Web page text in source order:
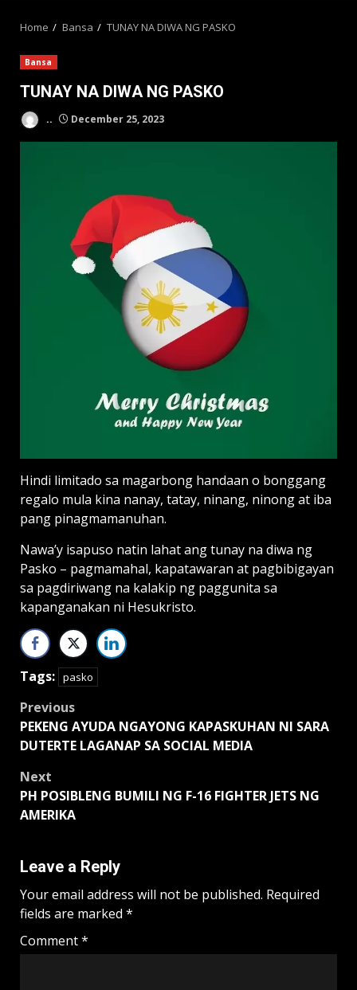
Home Bansa TUNAY NA DIWA NG PASKO
Bansa
TUNAY NA DIWA NG PASKO
.. December 25, 2023
Hindi limitado sa magarbong handaan o bonggang
regalo mula kina nanay, tatay, ninang, ninong at iba
pang pinagmamanuhan.
Nawa’y isapuso natin lahat ang tunay na diwa ng
Pasko – pagmamahal, kapatawaran at pagbibigayan
sa pagdiriwang na kalakip ng paggunita sa
kapanganakan ni Hesukristo.
Tags: pasko
Post
navigation
Previous
PEKENG AYUDA NGAYONG KAPASKUHAN NI SARA
DUTERTE LAGANAP SA SOCIAL MEDIA
Next
PH POSIBLENG BUMILI NG F-16 FIGHTER JETS NG
AMERIKA
Leave a Reply
Your email address will not be published. Required
fields are marked *
Comment*